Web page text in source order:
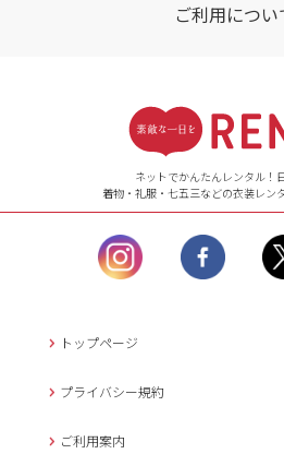
ご利用につい
【ご注文（インターネット）】
24時間年中無休
【お問い合わせ窓口（メー
ル）】10:00~17:00
土曜日、日曜日、臨
時休業日を除く。
営業時間外にいただ
返信させていただきま
年末年始、大型連休
ネットでかんたんレンタル！
着物・礼服・七五三などの衣装レン
トップページ
プライバシー規約
ご利用案内